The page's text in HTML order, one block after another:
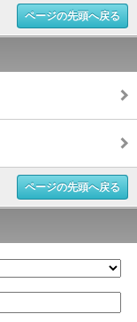
ページの先頭へ戻る
ページの先頭へ戻る